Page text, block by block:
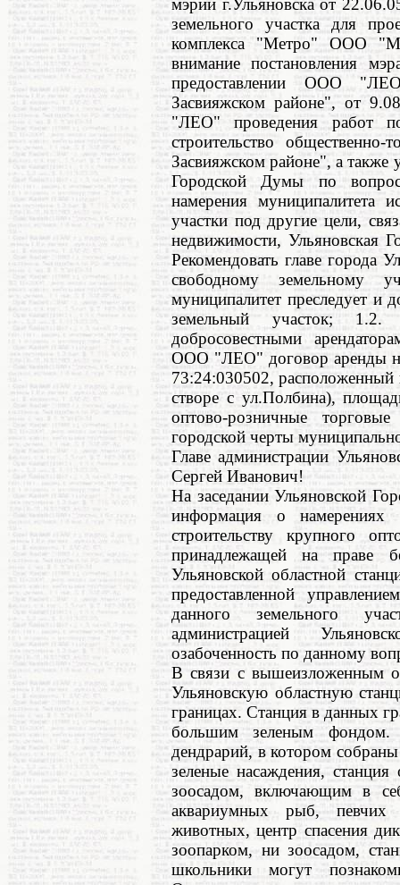
мэрии г.Ульяновска от
земельного участка для
комплекса "Метро" ООО
внимание постановления
предоставлении ООО
Засвияжском районе", от
"ЛЕО" проведения работ
строительство
Засвияжском районе", а также
Городской Думы по
намерения муниципалитета
участки под другие цели,
недвижимости,
Рекомендовать главе города
свободному земельному
муниципалитет преследует и
земельный участок;
добросовестными
ООО "ЛЕО" договор аренды на
73:24:030502, расположенный
створе с ул.Полбина),
оптово-розничные
городской черты
Главе администрации
Сергей Иванович!
На заседании Ульяновской
информация о
строительству крупного
принадлежащей на праве
Ульяновской областной
предоставленной
данного земельного
администрацией
озабоченность по данному
В связи с вышеизложенным
Ульяновскую областную
границах. Станция в данных
большим зеленым фондом.
дендрарий, в котором
зеленые насаждения,
зоосадом, включающим в
аквариумных рыб, певчих
животных, центр спасения
зоопарком, ни зоосадом,
школьники могут